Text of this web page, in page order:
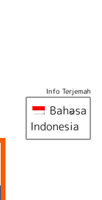
Info Terjemah
Bahasa
Indonesia